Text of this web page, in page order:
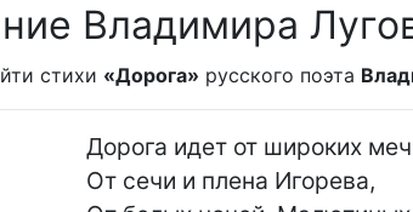
Владимира
стихи «Дорога» русского поэта
Дорога идет от широких
От сечи и плена Игорева,